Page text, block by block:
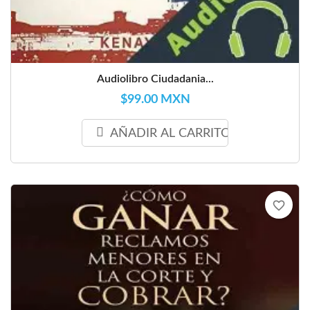
Audiolibro Ciudadania...
$99.00 MXN
AÑADIR AL CARRITO
favorite_border